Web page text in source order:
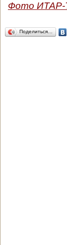
Фото ИТАР-
Поделиться…